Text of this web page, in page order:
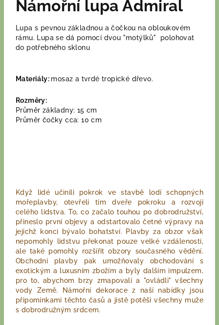
Námořní lupa Admiral
Lupa s pevnou základnou a čočkou na obloukovém
rámu. Lupa se dá pomocí dvou "motýlků" polohovat
do potřebného sklonu
Materiály: mosaz a tvrdé tropické dřevo.
Rozměry:
Průměr základny: 15 cm
Průměr čočky cca: 10 cm
Když lidé učinili pokrok ve stavbě lodí schopných
mořeplavby, otevřeli tím dveře pokroku a rozvoji
celého lidstva. To, co začalo touhou po dobrodružství,
přineslo první objevy a odstartovalo četné výpravy na
jejichž konci bývalo bohatství. Plavby za obzor však
nepomohly lidstvu překonat pouze velké vzdálenosti,
ale také pomohly rozšířit obzory současného vědění.
Obchodní plavby pak umožňovaly obchodování s
exotickým a luxusním zbožím a byly dalším impulzem,
pro to, abychom brzy zmapovali a "ovládli" všechny
vody Země. Námořní dekorace z naší nabídky jsou
připomínkami těchto časů a jistě potěší všechny muže
s dobrodružným srdcem.